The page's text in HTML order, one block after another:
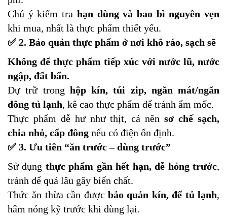
Chú ý kiểm tra hạn dùng và bao bì nguyên vẹn
khi mua, nhất là thực phẩm thiết yếu.
✅ 2. Bảo quản thực phẩm ở nơi khô ráo, sạch sẽ
Không để thực phẩm tiếp xúc với nước lũ, nước
ngập, đất bẩn.
Dự trữ trong hộp kín, túi zip, ngăn mát/ngăn
đông tủ lạnh, kê cao thực phẩm để tránh ẩm mốc.
Thực phẩm dễ hư như thịt, cá nênsơ chế sạch,
chia nhỏ, cấp đông nếu có điện ổn định.
✅ 3. Ưu tiên “ăn trước – dùng trước”
Sử dụng thực phẩm gần hết hạn, dễ hỏng trước,
tránh để quá lâu gây biến chất.
Thức ăn thừa cần được bảo quản kín, để tủ lạnh,
hâm nóng kỹ trước khi dùng lại.